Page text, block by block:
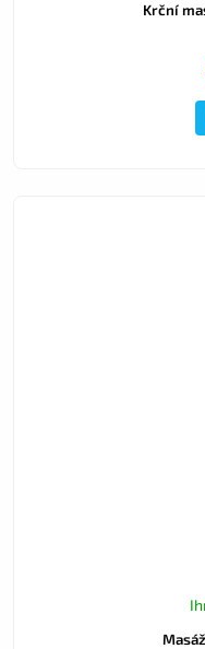
Krční